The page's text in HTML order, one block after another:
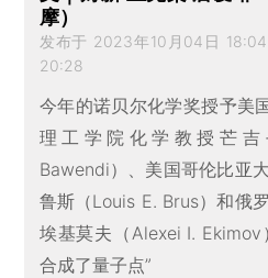
摩）
发布于 2023年10月04日
20:28
今年的诺贝尔化学奖授予美
理工学院化学教授芒吉
Bawendi）、美国哥伦比亚
鲁斯（Louis E. Brus）和俄
埃基莫夫（Alexei I.
合成了量子点”